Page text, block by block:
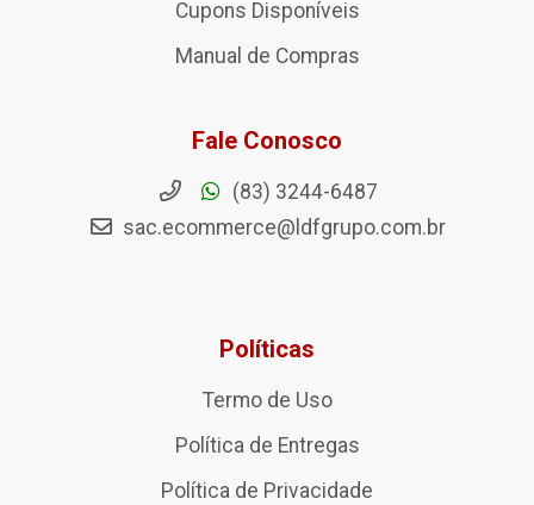
Cupons Disponíveis
Manual de Compras
Fale Conosco
(83) 3244-6487
sac.ecommerce@ldfgrupo.com.br
Políticas
Termo de Uso
Política de Entregas
Política de Privacidade